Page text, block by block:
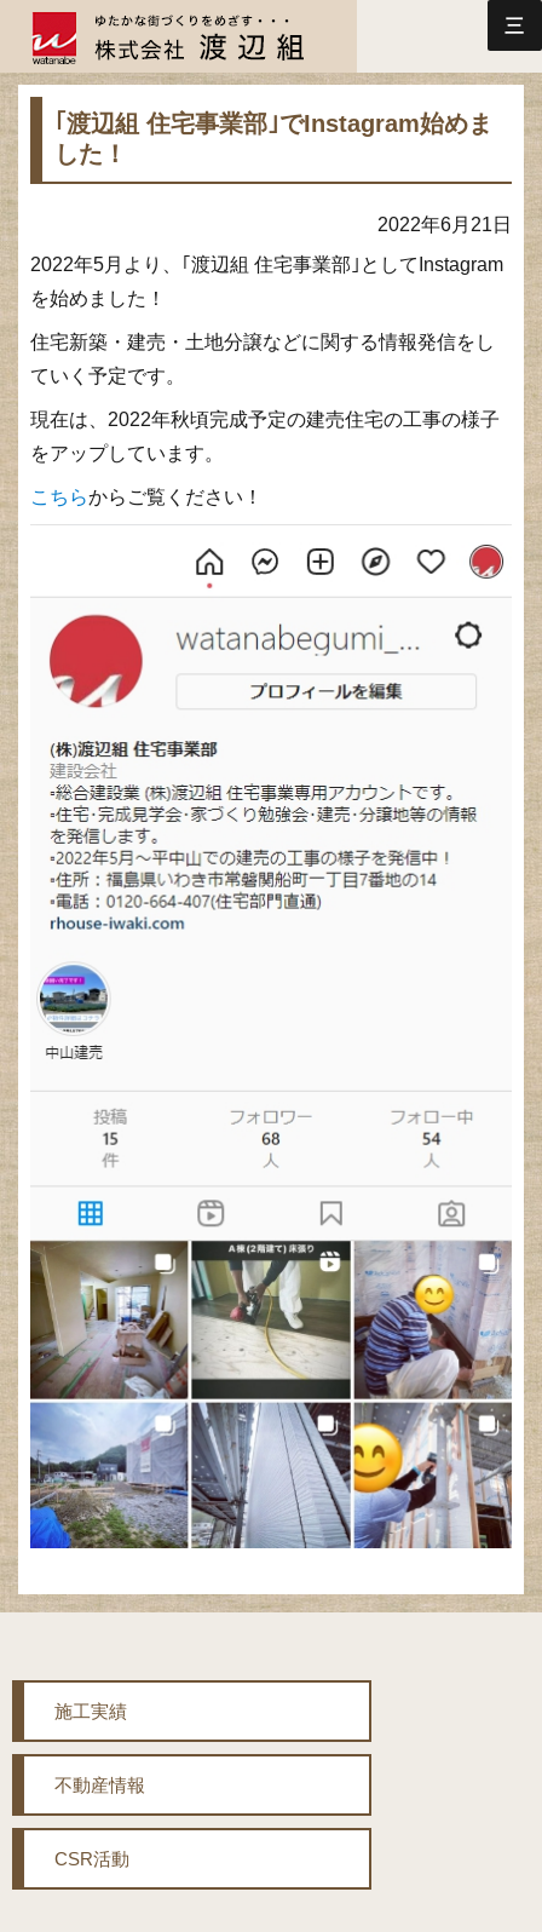
三
｢渡辺組 住宅事業部｣でInstagram始めま
した！
2022年6月21日
2022年5月より、｢渡辺組 住宅事業部｣としてInstagram
を始めました！
住宅新築・建売・土地分譲などに関する情報発信をし
ていく予定です。
現在は、2022年秋頃完成予定の建売住宅の工事の様子
をアップしています。
こちらからご覧ください！
施工実績
不動産情報
CSR活動